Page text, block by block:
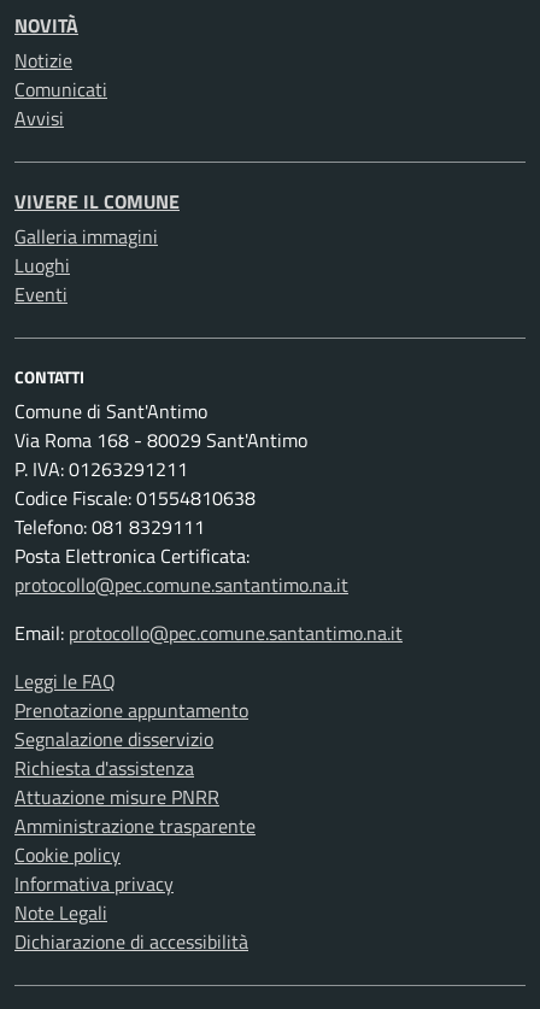
NOVITÀ
Notizie
Comunicati
Avvisi
VIVERE IL COMUNE
Galleria immagini
Luoghi
Eventi
CONTATTI
Comune di Sant'Antimo
Via Roma 168 - 80029 Sant'Antimo
P. IVA: 01263291211
Codice Fiscale: 01554810638
Telefono: 081 8329111
Posta Elettronica Certificata:
protocollo@pec.comune.santantimo.na.it
Email: protocollo@pec.comune.santantimo.na.it
Leggi le FAQ
Prenotazione appuntamento
Segnalazione disservizio
Richiesta d'assistenza
Attuazione misure PNRR
Amministrazione trasparente
Cookie policy
Informativa privacy
Note Legali
Dichiarazione di accessibilità